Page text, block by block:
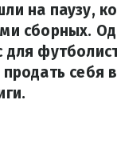
на паузу,
сборных.
для
себя